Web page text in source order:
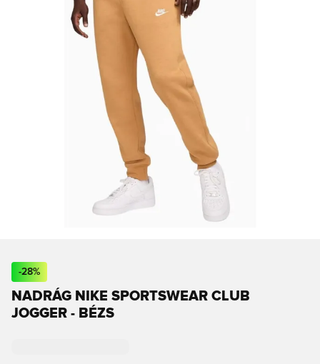
-28%
NADRÁG NIKE SPORTSWEAR CLUB
JOGGER - BÉZS